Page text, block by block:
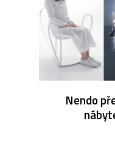
Nendo